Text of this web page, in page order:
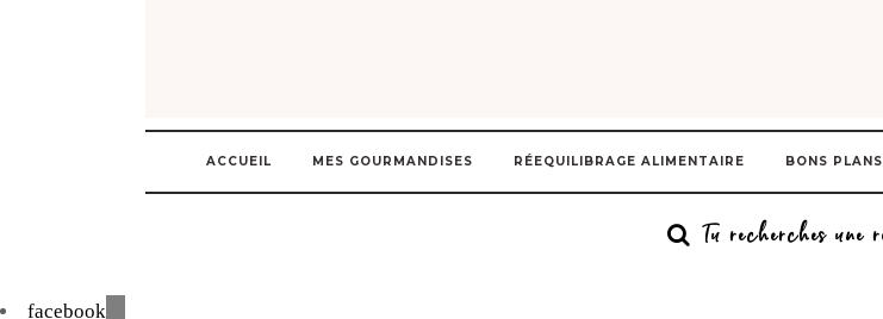
ACCUEIL MES GOURMANDISES RÉEQUILIBRAGE ALIMENTAIRE BONS PLANS
facebook